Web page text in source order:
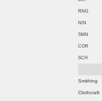
RNG
NIN
SMN
COR
SCH
Smithing
Clothcraft